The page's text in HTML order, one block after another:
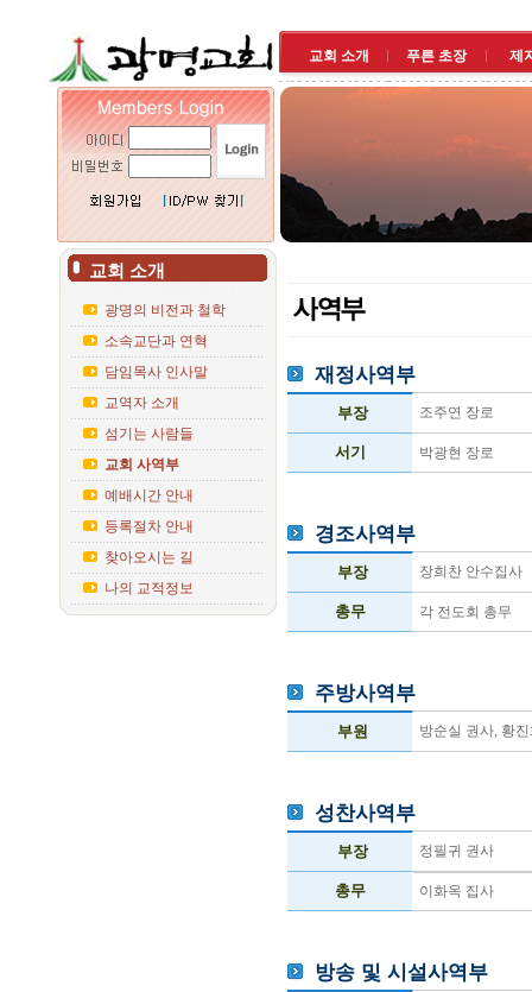
교회 소개 푸른 초장 제
교회 소개
광명의 비전과 철학
소속교단과 연혁
담임목사 인사말
교역자 소개
섬기는 사람들
교회 사역부
예배시간 안내
등록절차 안내
찾아오시는 길
나의 교적정보
재정사역부
부장 조주연 장로
서기 박광현 장로
경조사역부
부장 장희찬 안수집사
총무 각 전도회 총무
주방사역부
부원 방순실 권사, 황
성찬사역부
부장 정필귀 권사
총무 이화옥 집사
방송 및 시설사역부